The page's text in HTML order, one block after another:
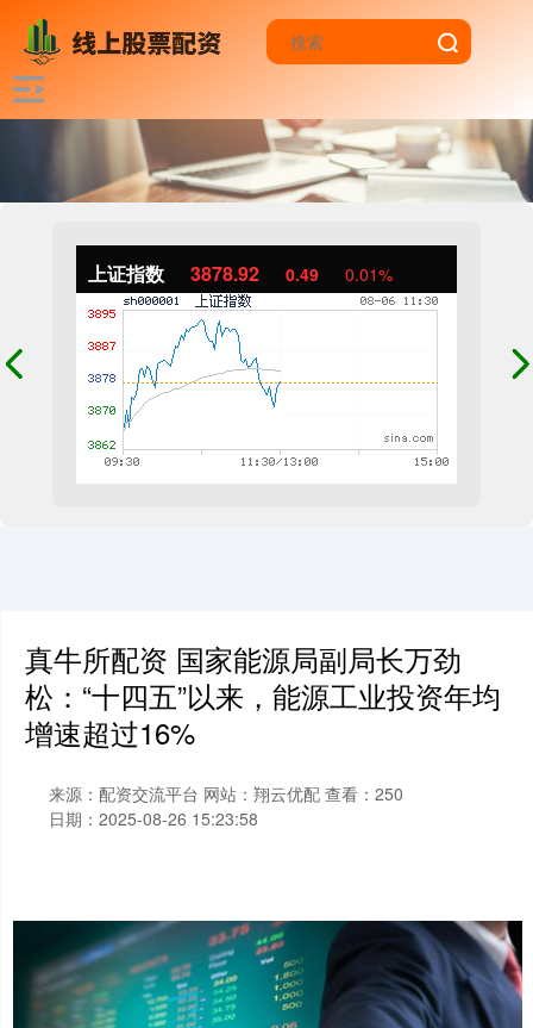
上证指数 3878.92 0.49 0.01%
真牛所配资 国家能源局副局长万劲
松：“十四五”以来，能源工业投资年均
增速超过16%
来源：配资交流平台 网站：翔云优配 查看：250
日期：2025-08-26 15:23:58